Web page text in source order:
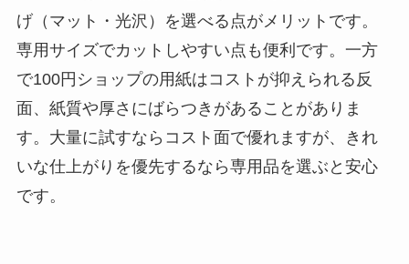
げ（マット・光沢）を選べる点がメリットです。
専用サイズでカットしやすい点も便利です。一方
で100円ショップの用紙はコストが抑えられる反
面、紙質や厚さにばらつきがあることがありま
す。大量に試すならコスト面で優れますが、きれ
いな仕上がりを優先するなら専用品を選ぶと安心
です。